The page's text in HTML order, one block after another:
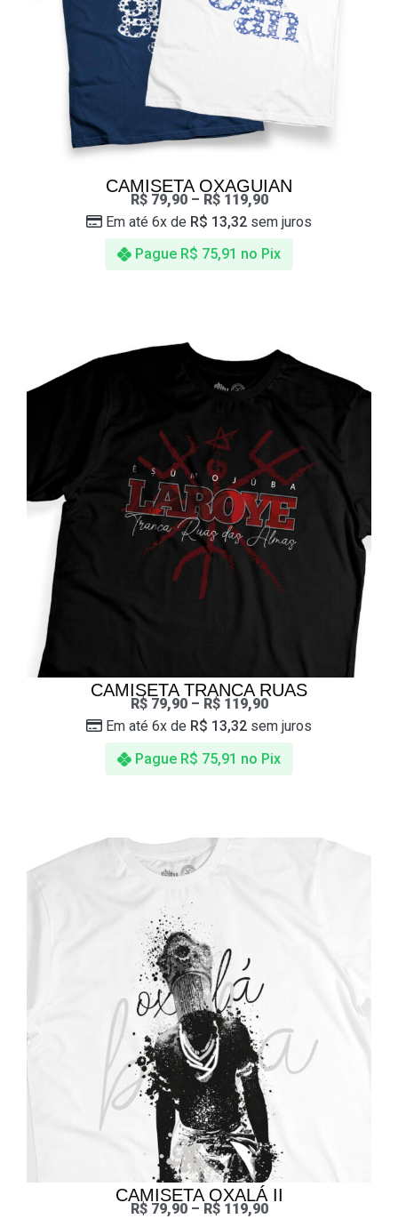
CAMISETA OXAGUIAN
R$79,90– R$119,90
Pague R$ 75,91 no Pix
Em até 6x de R$ 13,32 sem juros
CAMISETA TRANCA RUAS
R$79,90– R$119,90
Pague R$ 75,91 no Pix
Em até 6x de R$ 13,32 sem juros
CAMISETA OXALÁ II
R$79,90– R$119,90